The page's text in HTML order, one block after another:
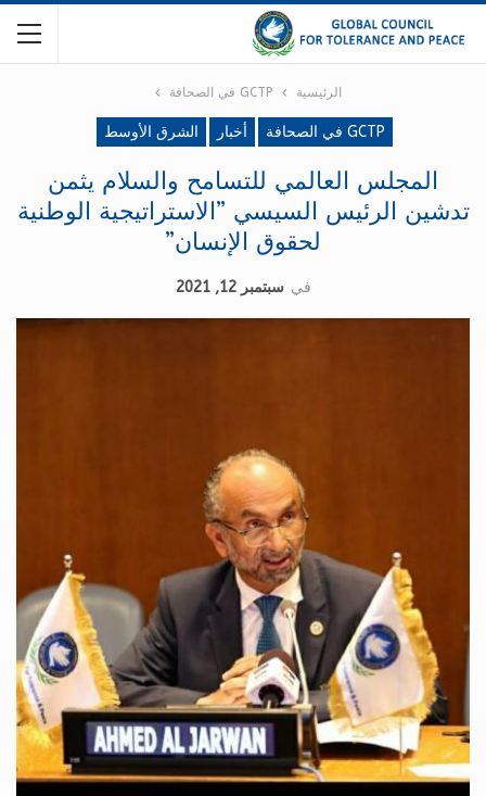
الرئيسية GCTP في الصحافة
GCTP في الصحافة أخبار الشرق الأوسط
المجلس العالمي للتسامح والسلام يثمن
تدشين الرئيس السيسي ”الاستراتيجية الوطنية
لحقوق الإنسان”
في سبتمبر 12, 2021